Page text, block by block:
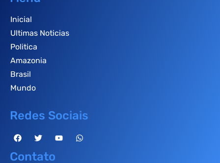
Inicial
Ultimas Noticias
Politica
Amazonia
Brasil
Mundo
Redes Sociais
Contato